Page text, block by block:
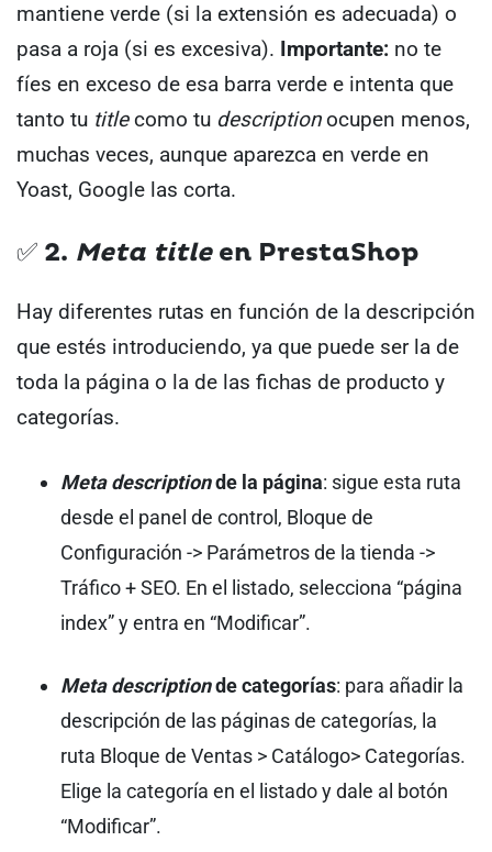
mantiene verde (si la extensión es adecuada) o
pasa a roja (si es excesiva). Importante: no te
fíes en exceso de esa barra verde e intenta que
tanto tu titlecomo tu descriptionocupen menos,
muchas veces, aunque aparezca en verde en
Yoast, Google las corta.
✅ 2. Meta titleen PrestaShop
Hay diferentes rutas en función de la descripción
que estés introduciendo, ya que puede ser la de
toda la página o la de las fichas de producto y
categorías.
Meta descriptionde la página: sigue esta ruta
desde el panel de control, Bloque de
Configuración -> Parámetros de la tienda ->
Tráfico + SEO. En el listado, selecciona “página
index” y entra en “Modificar”.
Meta descriptionde categorías: para añadir la
descripción de las páginas de categorías, la
ruta Bloque de Ventas > Catálogo> Categorías.
Elige la categoría en el listado y dale al botón
“Modificar”.